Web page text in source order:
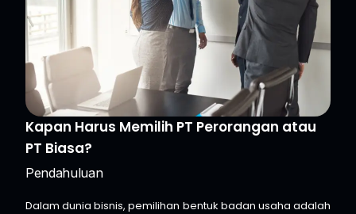
Kapan Harus Memilih PT Perorangan atau
PT Biasa?
Pendahuluan
Dalam dunia bisnis, pemilihan bentuk badan usaha adalah